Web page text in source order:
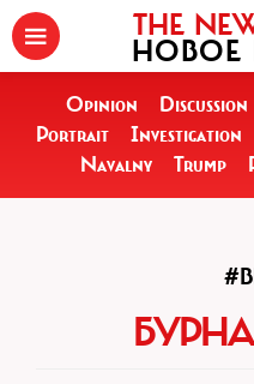
THE
НОВОЕ
Opinion Discussion
Portrait
Investigation
Navalny
Trump